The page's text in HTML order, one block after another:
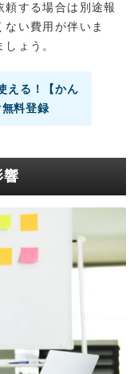
頼する場合は別途報
い費用が伴いま
ょう。
える！【かん
料登録
響